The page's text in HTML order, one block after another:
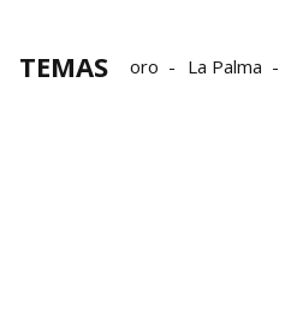
TEMAS oro La Palma